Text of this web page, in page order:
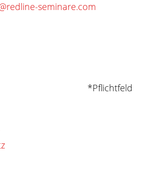
seminare.com
*Pflichtfeld